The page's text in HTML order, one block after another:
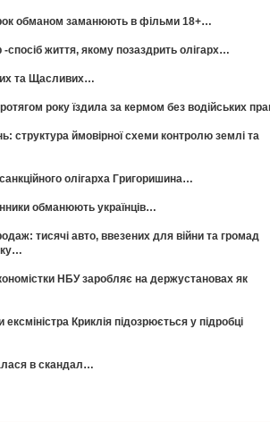
обманом заманюють в фільми 18+…
спосіб життя, якому позаздрить олігарх…
та Щасливих…
року їздила за кермом без водійських
структура ймовірної схеми контролю землі та
олігарха Григоришина…
обманюють українців…
тисячі авто, ввезених для війни та громад
НБУ заробляє на держустановах як
ексміністра Криклія підозрюється у підробці
в скандал…